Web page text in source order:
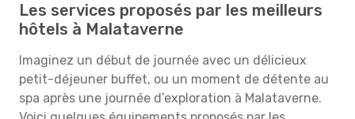
Les services proposés par les meilleurs
hôtels à Malataverne
Imaginez un début de journée avec un délicieux
petit-déjeuner buffet, ou un moment de détente au
spa après une journée d’exploration à Malataverne.